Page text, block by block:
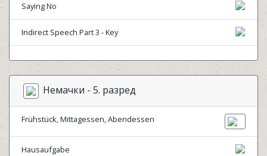
Saying No
Indirect Speech Part 3 - Key
Немачки - 5. разред
Frühstück, Mittagessen, Abendessen
Hausaufgabe